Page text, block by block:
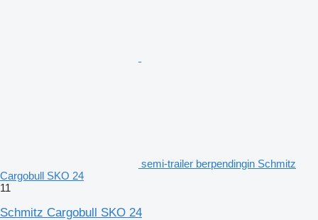
semi-trailer berpendingin Schmitz
Cargobull SKO 24
11
Schmitz Cargobull SKO 24